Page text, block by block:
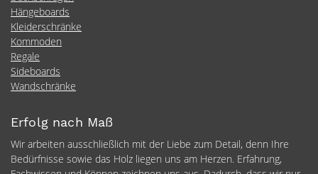
Hängeboards
Kleiderschränke
Kommoden
Regale
Sideboards
Wandschränke
Erfolg nach Maß
Wir arbeiten ausschließlich mit der Liebe zum Detail, denn Ihre
Bedürfnisse sowie das Holz liegen uns am Herzen. Erfahrung,